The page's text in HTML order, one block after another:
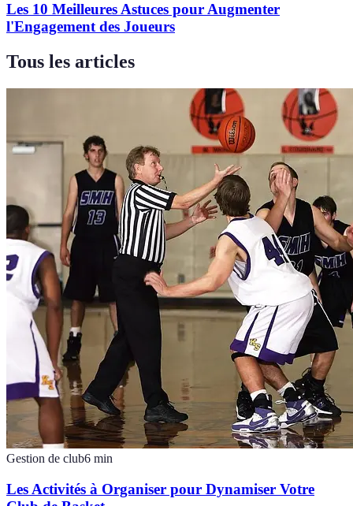
Les 10 Meilleures Astuces pour Augmenter
l'Engagement des Joueurs
Tous les articles
Gestion de club6 min
Les Activités à Organiser pour Dynamiser Votre